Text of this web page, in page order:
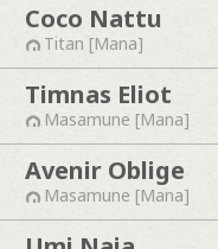
Coco Nattu
Titan [Mana]
Timnas Eliot
Masamune [Mana]
Avenir Oblige
Masamune [Mana]